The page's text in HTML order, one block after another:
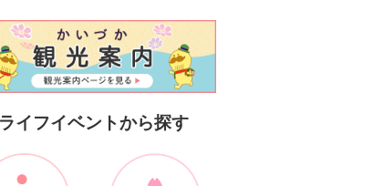
ライフイベントから探す